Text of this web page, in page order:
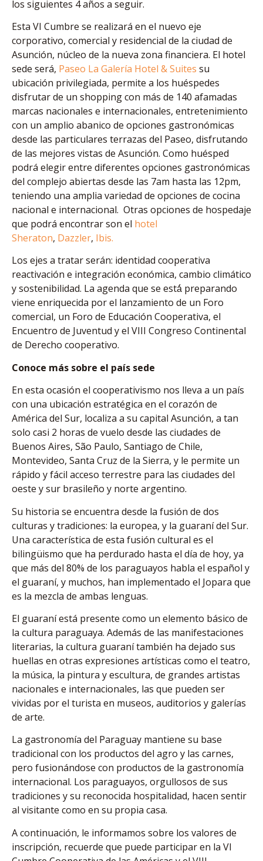
los siguientes 4 años a seguir.
Esta VI Cumbre se realizará en el nuevo eje
corporativo, comercial y residencial de la ciudad de
Asunción, núcleo de la nueva zona financiera. El hotel
sede será, Paseo La Galería Hotel & Suites su
ubicación privilegiada, permite a los huéspedes
disfrutar de un shopping con más de 140 afamadas
marcas nacionales e internacionales, entretenimiento
con un amplio abanico de opciones gastronómicas
desde las particulares terrazas del Paseo, disfrutando
de las mejores vistas de Asunción. Como huésped
podrá elegir entre diferentes opciones gastronómicas
del complejo abiertas desde las 7am hasta las 12pm,
teniendo una amplia variedad de opciones de cocina
nacional e internacional. Otras opciones de hospedaje
que podrá encontrar son el hotel
Sheraton, Dazzler, Ibis.
Los ejes a tratar serán: identidad cooperativa
reactivación e integración económica, cambio climático
y sostenibilidad. La agenda que se está́ preparando
viene enriquecida por el lanzamiento de un Foro
comercial, un Foro de Educación Cooperativa, el
Encuentro de Juventud y el VIII Congreso Continental
de Derecho cooperativo.
Conoce más sobre el país sede
En esta ocasión el cooperativismo nos lleva a un país
con una ubicación estratégica en el corazón de
América del Sur, localiza a su capital Asunción, a tan
solo casi 2 horas de vuelo desde las ciudades de
Buenos Aires, São Paulo, Santiago de Chile,
Montevideo, Santa Cruz de la Sierra, y le permite un
rápido y fácil acceso terrestre para las ciudades del
oeste y sur brasileño y norte argentino.
Su historia se encuentra desde la fusión de dos
culturas y tradiciones: la europea, y la guaraní del Sur.
Una característica de esta fusión cultural es el
bilingüismo que ha perdurado hasta el día de hoy, ya
que más del 80% de los paraguayos habla el español y
el guaraní, y muchos, han implementado el Jopara que
es la mezcla de ambas lenguas.
El guaraní está presente como un elemento básico de
la cultura paraguaya. Además de las manifestaciones
literarias, la cultura guaraní también ha dejado sus
huellas en otras expresiones artísticas como el teatro,
la música, la pintura y escultura, de grandes artistas
nacionales e internacionales, las que pueden ser
vividas por el turista en museos, auditorios y galerías
de arte.
La gastronomía del Paraguay mantiene su base
tradicional con los productos del agro y las carnes,
pero fusionándose con productos de la gastronomía
internacional. Los paraguayos, orgullosos de sus
tradiciones y su reconocida hospitalidad, hacen sentir
al visitante como en su propia casa.
A continuación, le informamos sobre los valores de
inscripción, recuerde que puede participar en la VI